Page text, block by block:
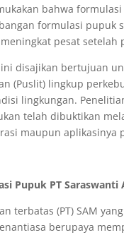
bahwa
formulasi pupuk
pesat setelah
disajikan bertujuan
(Puslit) lingkup
lingkungan.
telah dibuktikan
maupun aplikasinya
Pupuk PT
terbatas (PT) SAM
berupaya